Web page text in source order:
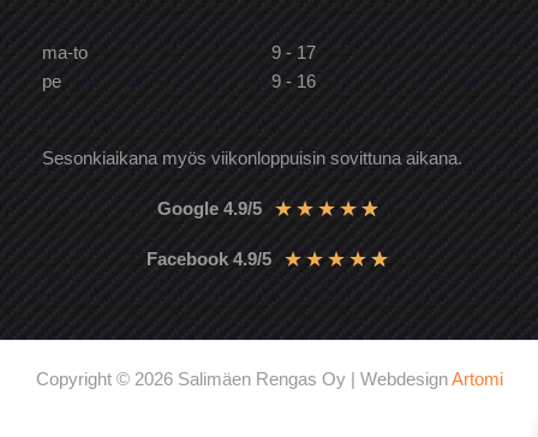
ma-to
9 - 17
pe
9 - 16
Sesonkiaikana myös viikonloppuisin sovittuna aikana.
Google 4.9/5 ★ ★ ★ ★ ★
Facebook 4.9/5 ★ ★★ ★ ★
Copyright © 2026 Salimäen Rengas Oy | WebdesignArtomi